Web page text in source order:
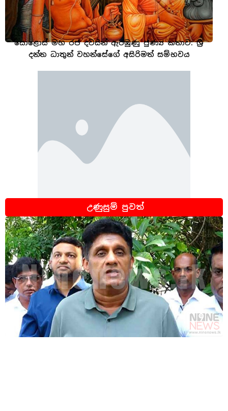
සොළොස් මහ රජ දවසින් ඇරඹුණු පුණ්‍ය කතාව: ශ්‍රී
දන්ත ධාතූන් වහන්සේගේ අසිරිමත් සම්භවය
උණුසුම් පුවත්